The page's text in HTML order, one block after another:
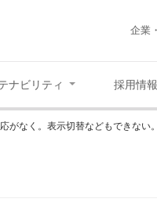
企業
ナビリティ 採用情報
がなく。表示切替などもできない。